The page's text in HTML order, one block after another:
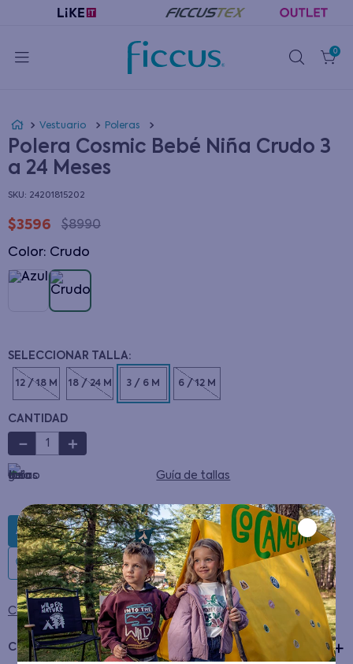
0
Vestuario Poleras
Polera Cosmic Bebé Niña Crudo 3
a 24 Meses
: 24201815202
$3596 $8990
Color: crudo
12 / 18 M 18 / 24 M 3 / 6 M 6 / 12 M
CANTIDAD
＋
－
Guía de tallas
AGREGAR AL CARRITO
Condiciones para cambios y devoluciones
Características